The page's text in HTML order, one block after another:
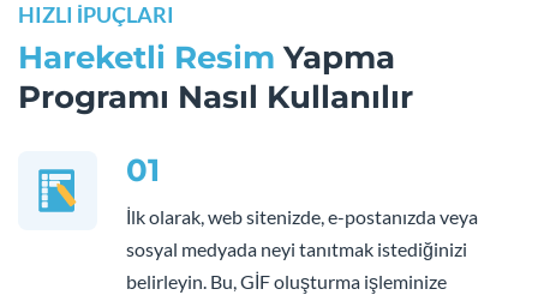
HIZLI İPUÇLARI
Hareketli Resim Yapma
Programı Nasıl Kullanılır
01
İlk olarak, web sitenizde, e-postanızda veya
sosyal medyada neyi tanıtmak istediğinizi
belirleyin. Bu, GİF oluşturma işleminize